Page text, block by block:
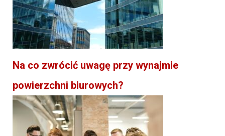
Na co zwrócić uwagę przy wynajmie
powierzchni biurowych?